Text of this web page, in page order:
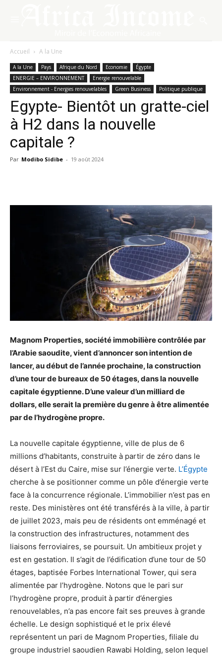
Accueil A la Une
A la Une Pays Afrique du Nord Economie
Égypte
ENERGIE – ENVIRONNEMENT
Energie renouvelable
Environnement - Energies renouvelables
Green Business Politique publique
Egypte- Bientôt un gratte-ciel
à H2 dans la nouvelle
capitale ?
Par Modibo Sidibe - 19 août 2024
Magnom Properties, société immobilière contrôlée par
l’Arabie saoudite, vient d’annoncer son intention de
lancer, au début de l’année prochaine, la construction
d’une tour de bureaux de 50 étages, dans la nouvelle
capitale égyptienne. D’une valeur d’un milliard de
dollars, elle serait la première du genre à être alimentée
par de l’hydrogène propre.
La nouvelle capitale égyptienne, ville de plus de 6
millions d’habitants, construite à partir de zéro dans le
désert à l’Est du Caire, mise sur l’énergie verte. L’Égypte
cherche à se positionner comme un pôle d’énergie verte
face à la concurrence régionale. L’immobilier n’est pas en
reste. Des ministères ont été transférés à la ville, à partir
de juillet 2023, mais peu de résidents ont emménagé et
la construction des infrastructures, notamment des
liaisons ferroviaires, se poursuit. Un ambitieux projet y
est en gestation. Il s’agit de l’édification d’une tour de 50
étages, baptisée Forbes International Tower, qui sera
alimentée par l’hydrogène. Notons que le pari sur
l’hydrogène propre, produit à partir d’énergies
renouvelables, n’a pas encore fait ses preuves à grande
échelle. Le design sophistiqué et le prix élevé
représentent un pari de Magnom Properties, filiale du
groupe industriel saoudien Rawabi Holding, selon lequel